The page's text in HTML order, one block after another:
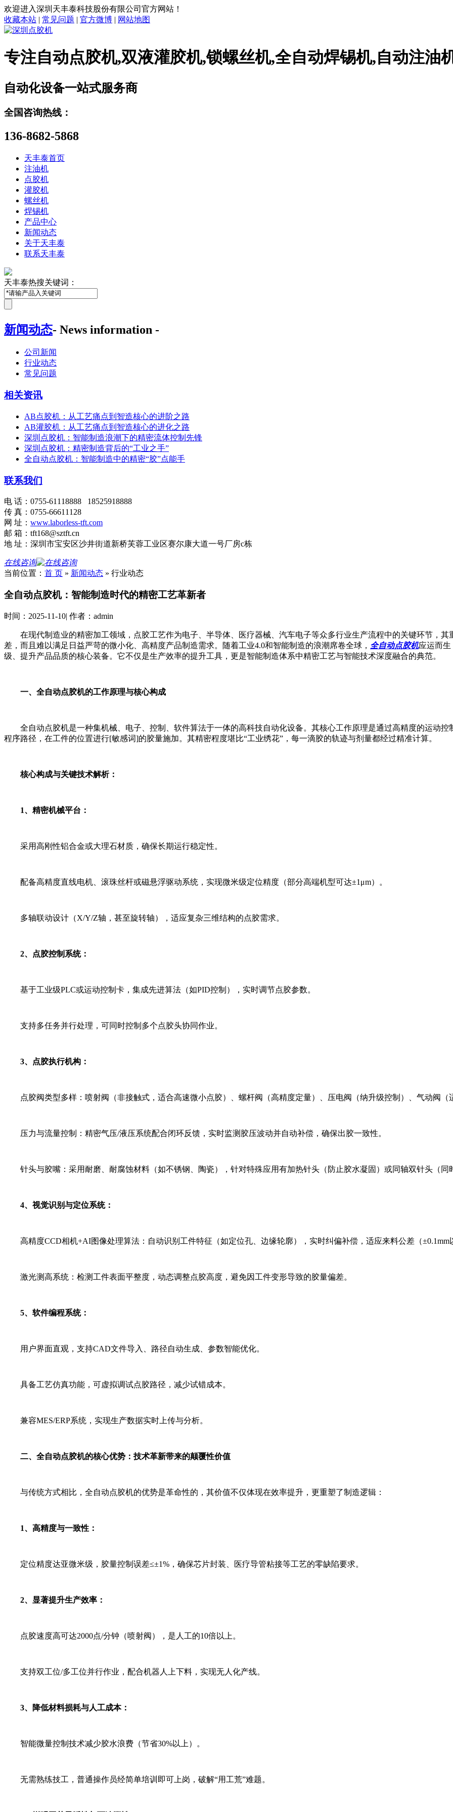
欢迎进入深圳天丰泰科技股份有限公司官方网站！
收藏本站 | 常见问题 | 官方微博 | 网站地图
专注自动点胶机,双液灌胶机,锁螺丝机,全自动焊锡机,自动注油
自动化设备一站式服务商
全国咨询热线：
136-8682-5868
天丰泰首页
注油机
点胶机
灌胶机
螺丝机
焊锡机
产品中心
新闻动态
关于天丰泰
联系天丰泰
天丰泰热搜关键词：
新闻动态- News information -
公司新闻
行业动态
常见问题
相关资讯
AB点胶机：从工艺痛点到智造核心的进阶之路
AB灌胶机：从工艺痛点到智造核心的进化之路
深圳点胶机：智能制造浪潮下的精密流体控制先锋
深圳点胶机：精密制造背后的“工业之手”
全自动点胶机：智能制造中的精密“胶”点能手
联系我们
电 话：0755-61118888 18525918888
传 真：0755-66611128
网 址： www.laborless-tft.com
邮 箱：tft168@sztft.cn
地 址：深圳市宝安区沙井街道新桥芙蓉工业区赛尔康大道一号厂房c栋
在线咨询
当前位置： 首 页 » 新闻动态 » 行业动态
全自动点胶机：智能制造时代的精密工艺革新者
时间： 2025-11-10| 作者： admin
在现代制造业的精密加工领域，点胶工艺作为电子、半导体、医疗器械、汽车电子等众多行业生产流程中的关键环节，
差，而且难以满足日益严苛的微小化、高精度产品制造需求。随着工业4.0和智能制造的浪潮席卷全球， 全自动点胶机应运而生
级、提升产品品质的核心装备。它不仅是生产效率的提升工具，更是智能制造体系中精密工艺与智能技术深度融合的典范。
一、全自动点胶机的工作原理与核心构成
全自动点胶机是一种集机械、电子、控制、软件算法于一体的高科技自动化设备。其核心工作原理是通过高精度的运动控
程序路径，在工件的位置进行[敏感词]的胶量施加。其精密程度堪比“工业绣花”，每一滴胶的轨迹与剂量都经过精准计算。
核心构成与关键技术解析：
1、精密机械平台：
采用高刚性铝合金或大理石材质，确保长期运行稳定性。
配备高精度直线电机、滚珠丝杆或磁悬浮驱动系统，实现微米级定位精度（部分高端机型可达±1μm）。
多轴联动设计（X/Y/Z轴，甚至旋转轴），适应复杂三维结构的点胶需求。
2、点胶控制系统：
基于工业级PLC或运动控制卡，集成先进算法（如PID控制），实时调节点胶参数。
支持多任务并行处理，可同时控制多个点胶头协同作业。
3、点胶执行机构：
点胶阀类型多样：喷射阀（非接触式，适合高速微小点胶）、螺杆阀（高精度定量）、压电阀（纳升级控制）、气动阀（
压力与流量控制：精密气压/液压系统配合闭环反馈，实时监测胶压波动并自动补偿，确保出胶一致性。
针头与胶嘴：采用耐磨、耐腐蚀材料（如不锈钢、陶瓷），针对特殊应用有加热针头（防止胶水凝固）或同轴双针头（同
4、视觉识别与定位系统：
高精度CCD相机+AI图像处理算法：自动识别工件特征（如定位孔、边缘轮廓），实时纠偏补偿，适应来料公差（±0.1mm
激光测高系统：检测工件表面平整度，动态调整点胶高度，避免因工件变形导致的胶量偏差。
5、软件编程系统：
用户界面直观，支持CAD文件导入、路径自动生成、参数智能优化。
具备工艺仿真功能，可虚拟调试点胶路径，减少试错成本。
兼容MES/ERP系统，实现生产数据实时上传与分析。
二、全自动点胶机的核心优势：技术革新带来的颠覆性价值
与传统方式相比，全自动点胶机的优势是革命性的，其价值不仅体现在效率提升，更重塑了制造逻辑：
1、高精度与一致性：
定位精度达亚微米级，胶量控制误差≤±1%，确保芯片封装、医疗导管粘接等工艺的零缺陷要求。
2、显著提升生产效率：
点胶速度高可达2000点/分钟（喷射阀），是人工的10倍以上。
支持双工位/多工位并行作业，配合机器人上下料，实现无人化产线。
3、降低材料损耗与人工成本：
智能微量控制技术减少胶水浪费（节省30%以上）。
无需熟练技工，普通操作员经简单培训即可上岗，破解“用工荒”难题。